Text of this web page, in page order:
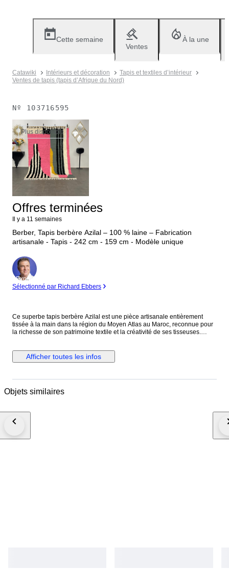
Cette semaine
Ventes
À la une
Catawiki Intérieurs et décoration
Tapis et textiles d’intérieur
Ventes de tapis (tapis d’Afrique du Nord)
Nº 103716595
Plus disponible
Offres terminées
Il y a 11 semaines
Berber, Tapis berbère Azilal – 100 % laine – Fabrication
artisanale - Tapis - 242 cm - 159 cm - Modèle unique
Expert
Sélectionné par Richard Ebbers
Ce superbe tapis berbère Azilal est une pièce artisanale entièrement
tissée à la main dans la région du Moyen Atlas au Maroc, reconnue pour
la richesse de son patrimoine textile et la créativité de ses tisseuses.
caractéristiques du style Azilal reflètent l’expression artistique libre des
artisans berbères, chaque dessin étant inspiré de la vie quotidienne, des
unique, fruit d’un savoir-faire transmis de génération en génération. Son
idéal pour apporter chaleur, personnalité et authenticité à un intérieur. Le
Détails du tapis : • Type : Tapis berbère Azilal – Collection Printemps 2026
Matière : 100 % laine de mouton – texture soyeuse • Année : 2026 • État :
Afficher toutes les infos
Objets similaires